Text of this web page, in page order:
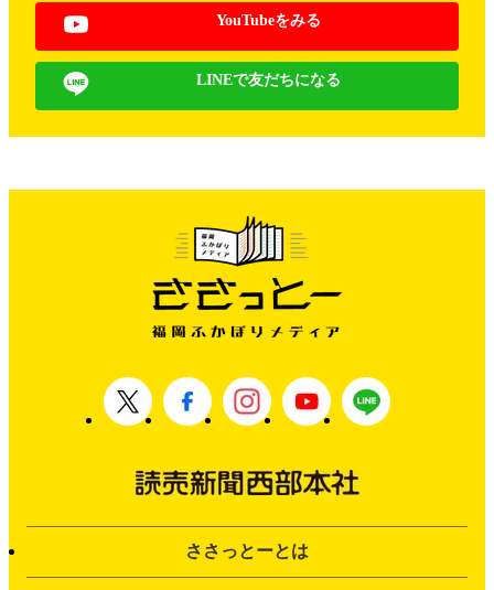
YouTubeをみる
LINEで友だちになる
ささっとーとは